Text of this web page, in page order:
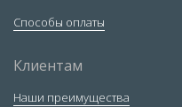
Способы оплаты
Клиентам
Наши преимущества